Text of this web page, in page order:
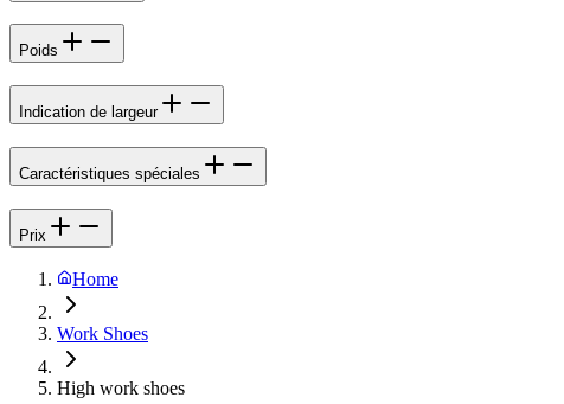
Poids
Indication de largeur
Caractéristiques spéciales
Prix
Home
Work Shoes
High work shoes